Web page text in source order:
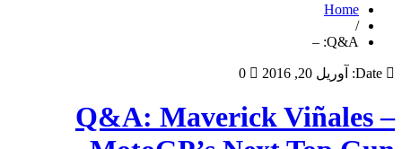
Home
/
Q&A: –
Date: آوریل 20, 2016 0
Q&A: Maverick Viñales –